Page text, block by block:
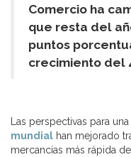
Comercio ha
que resta del
puntos
crecimiento del
Las perspectivas para
mundial han mejorado
mercancías más rápida